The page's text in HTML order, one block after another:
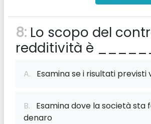
8: Lo scopo del
redditività è
A. Esamina se i risultati previsti
B. Esamina dove la società sta
denaro